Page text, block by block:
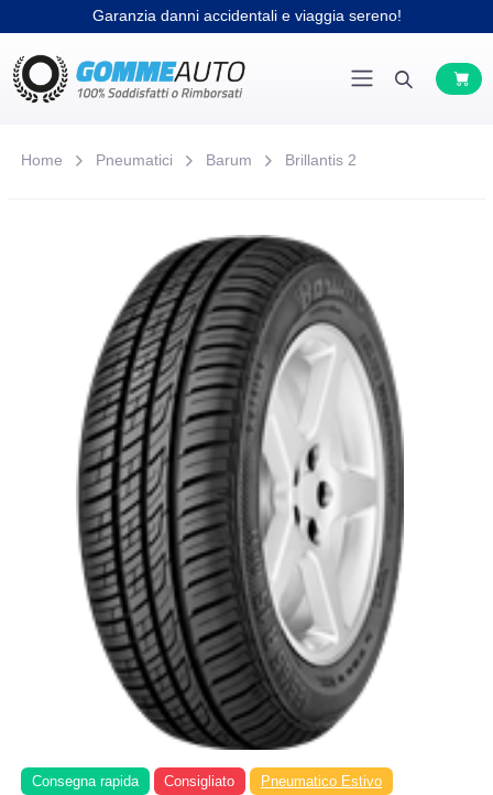
Garanzia danni accidentali e viaggia sereno!
Home Pneumatici Barum Brillantis 2
Consegna rapida Consigliato Pneumatico Estivo